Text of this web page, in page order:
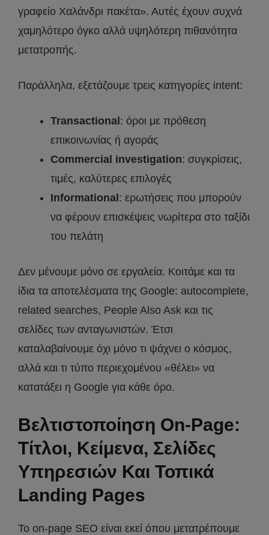
γραφείο Χαλάνδρι πακέτα». Αυτές έχουν συχνά
χαμηλότερο όγκο αλλά υψηλότερη πιθανότητα
μετατροπής.
Παράλληλα, εξετάζουμε τρεις κατηγορίες intent:
Transactional: όροι με πρόθεση
επικοινωνίας ή αγοράς
Commercial investigation: συγκρίσεις,
τιμές, καλύτερες επιλογές
Informational: ερωτήσεις που μπορούν
να φέρουν επισκέψεις νωρίτερα στο ταξίδι
του πελάτη
Δεν μένουμε μόνο σε εργαλεία. Κοιτάμε και τα
ίδια τα αποτελέσματα της Google: autocomplete,
related searches, People Also Ask και τις
σελίδες των ανταγωνιστών. Έτσι
καταλαβαίνουμε όχι μόνο τι ψάχνει ο κόσμος,
αλλά και τι τύπο περιεχομένου «θέλει» να
κατατάξει η Google για κάθε όρο.
Βελτιστοποίηση On-Page:
Τίτλοι, Κείμενα, Σελίδες
Υπηρεσιών Και Τοπικά
Landing Pages
Το on-page SEO είναι εκεί όπου μετατρέπουμε